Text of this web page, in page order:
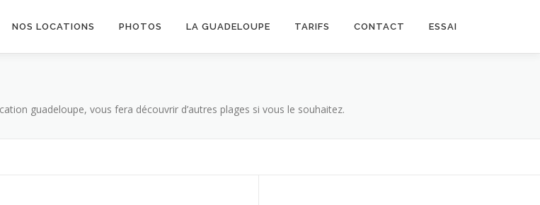
NOS LOCATIONS PHOTOS LA GUADELOUPE TARIFS CONTACT ESSAI
guadeloupe, vous fera découvrir d’autres plages si vous le souhaitez.